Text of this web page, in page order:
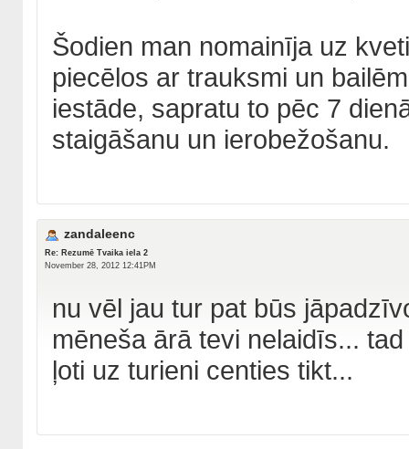
Šodien man nomainīja uz
piecēlos ar trauksmi un
iestāde, sapratu to pēc 7
staigāšanu un ierobežošanu.
zandaleenc
Re: Rezumē Tvaika iela 2
November 28, 2012 12:41PM
nu vēl jau tur pat būs
mēneša ārā tevi nelaidīs...
ļoti uz turieni centies tikt...